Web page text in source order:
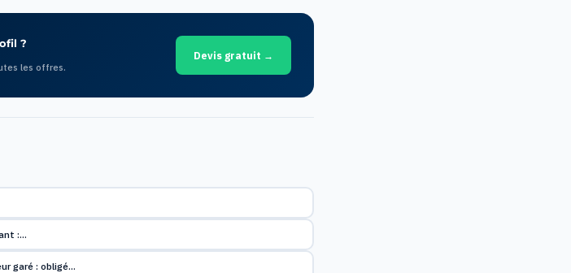
?
les offres.
Devis gratuit →
:…
garé : obligé…